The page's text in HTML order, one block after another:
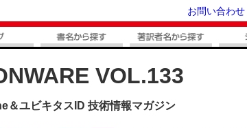
VOL.133
＆ユビキタスID 技術情報マガジン
お問い合わせ